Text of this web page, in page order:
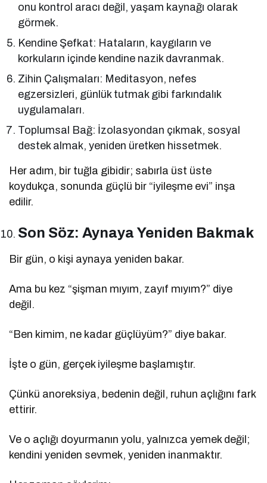
onu kontrol aracı değil, yaşam kaynağı olarak
görmek.
Kendine Şefkat: Hataların, kaygıların ve
korkuların içinde kendine nazik davranmak.
Zihin Çalışmaları: Meditasyon, nefes
egzersizleri, günlük tutmak gibi farkındalık
uygulamaları.
Toplumsal Bağ: İzolasyondan çıkmak, sosyal
destek almak, yeniden üretken hissetmek.
Her adım, bir tuğla gibidir; sabırla üst üste
koydukça, sonunda güçlü bir “iyileşme evi” inşa
edilir.
Son Söz: Aynaya Yeniden Bakmak
Bir gün, o kişi aynaya yeniden bakar.
Ama bu kez “şişman mıyım, zayıf mıyım?” diye
değil.
“Ben kimim, ne kadar güçlüyüm?” diye bakar.
İşte o gün, gerçek iyileşme başlamıştır.
Çünkü anoreksiya, bedenin değil, ruhun açlığını fark
ettirir.
Ve o açlığı doyurmanın yolu, yalnızca yemek değil;
kendini yeniden sevmek, yeniden inanmaktır.